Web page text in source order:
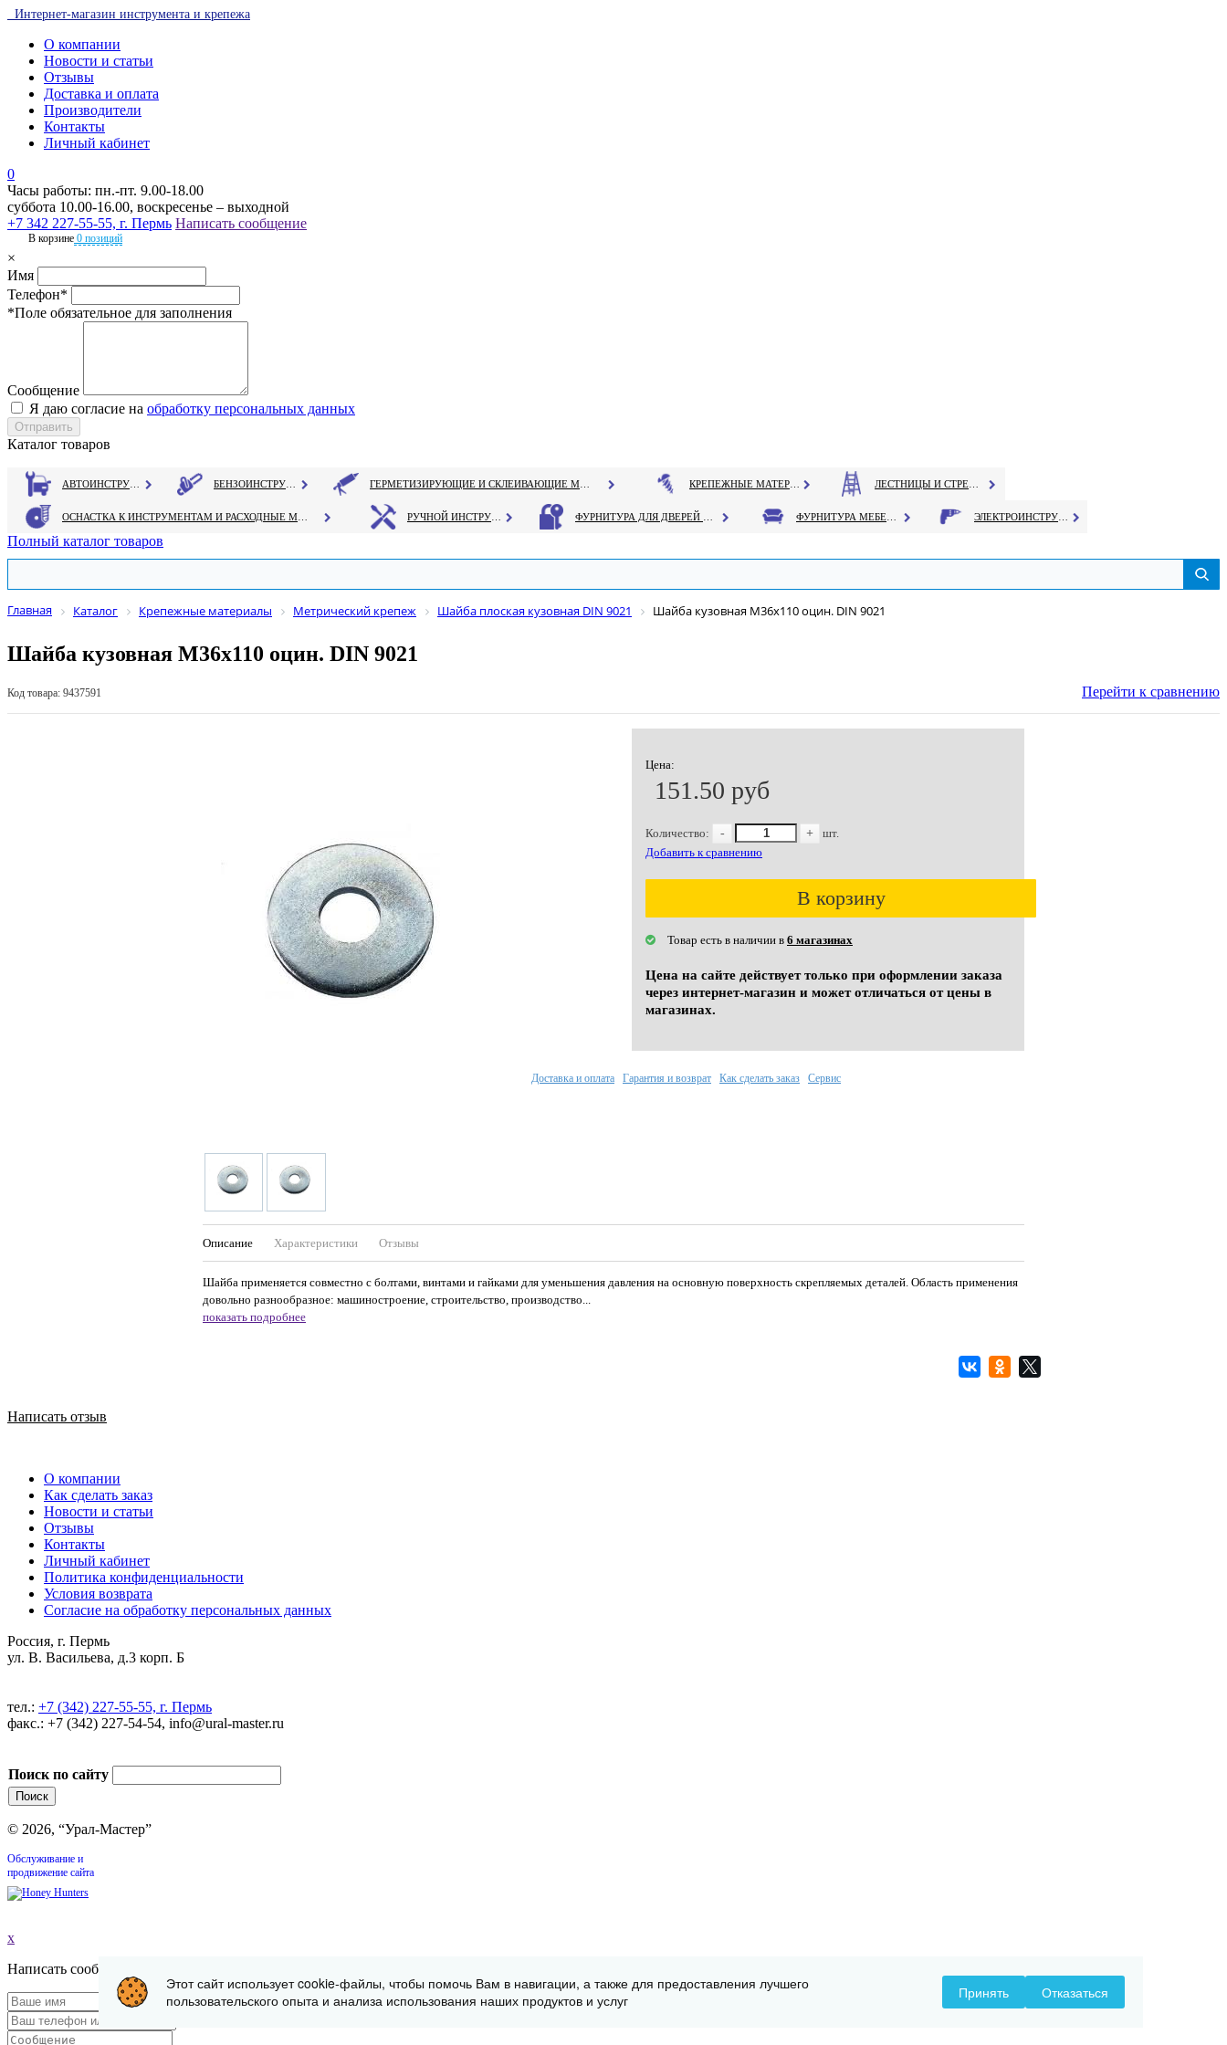
Интернет-магазин инструмента и крепежа
О компании
Новости и статьи
Отзывы
Доставка и оплата
Производители
Контакты
Личный кабинет
0
Часы работы: пн.-пт. 9.00-18.00
суббота 10.00-16.00, воскресенье – выходной
+7 342 227-55-55, г. Пермь Написать сообщение
В корзине 0 позиций
×
Имя
Телефон*
*Поле обязательное для заполнения
Сообщение
Я даю согласие на обработку персональных данных
Каталог товаров
Полный каталог товаров
Главная Каталог Крепежные материалы Метрический крепеж Шайба плоская кузовная DIN 9021 Шайба кузовная М36х110 оцин. DIN 9021
Шайба кузовная М36х110 оцин. DIN 9021
Код товара: 9437591 Перейти к сравнению
Цена:
151.50 руб
Количество: - +
шт.
Добавить к сравнению
В корзину
Товар есть в наличии в 6 магазинах
Цена на сайте действует только при оформлении заказа
через интернет-магазин и может отличаться от цены в
магазинах.
Описание Характеристики Отзывы
Шайба применяется совместно с болтами, винтами и гайками для уменьшения давления на основную поверхность скрепляемых деталей. Область применения
довольно разнообразное: машиностроение, строительство, производство...
показать подробнее
Доставка и оплата Гарантия и возврат Как сделать заказ Сервис
Написать отзыв
О компании
Как сделать заказ
Новости и статьи
Отзывы
Контакты
Личный кабинет
Политика конфиденциальности
Условия возврата
Согласие на обработку персональных данных
Россия, г. Пермь
ул. В. Васильева, д.3 корп. Б
тел.: +7 (342) 227-55-55, г. Пермь
факс.: +7 (342) 227-54-54, info@ural-master.ru
Поиск по сайту
© 2026, “Урал-Мастер”
Обслуживание и
продвижение сайта
x
Написать сообщение
Этот сайт использует cookie-файлы, чтобы помочь Вам в навигации, а также для предоставления лучшего
пользовательского опыта и анализа использования наших продуктов и услуг
Принять Отказаться